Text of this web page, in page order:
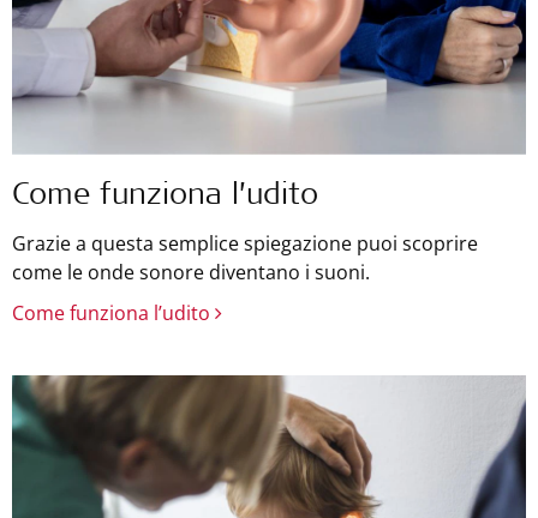
Come funziona l’udito
Grazie a questa semplice spiegazione puoi scoprire
come le onde sonore diventano i suoni.
Come funziona l’udito